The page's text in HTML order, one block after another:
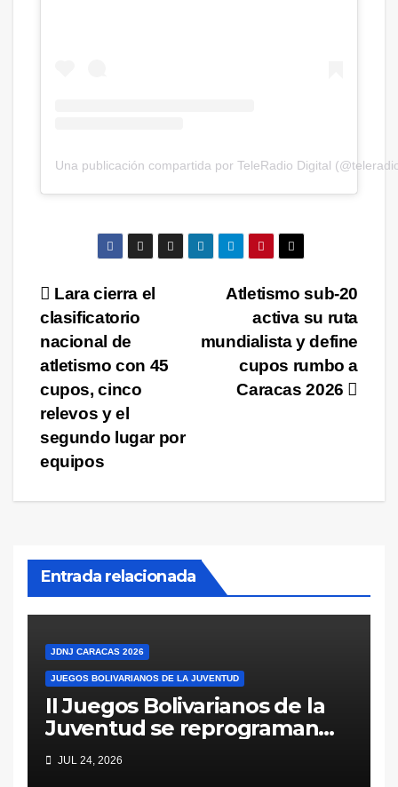
Una publicación compartida por TeleRadio Digital
Navegación
de
entradas
Atletismo sub-20
activa su ruta
mundialista y define
cupos rumbo a
Caracas 2026
Lara cierra el
clasificatorio
nacional de
atletismo con 45
cupos, cinco
relevos y el
segundo lugar por
equipos
Entrada relacionada
JDNJ CARACAS 2026
JUEGOS BOLIVARIANOS DE LA JUVENTUD
II Juegos Bolivarianos de la
Juventud se reprograman
para 2027 ¿Nacionales
Juveniles para fin de año?
JUL 24, 2026